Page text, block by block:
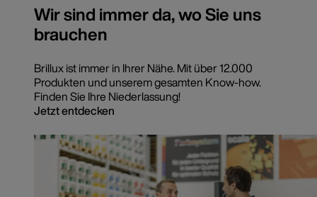
Wir sind immer da, wo Sie uns
brauchen
Brillux ist immer in Ihrer Nähe. Mit über 12.000
Produkten und unserem gesamten Know-how.
Finden Sie Ihre Niederlassung!
Jetzt entdecken